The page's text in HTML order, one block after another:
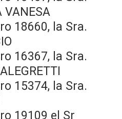
VANESA
18660, la Sra.
16367, la Sra.
15374, la Sra.
19109 el Sr